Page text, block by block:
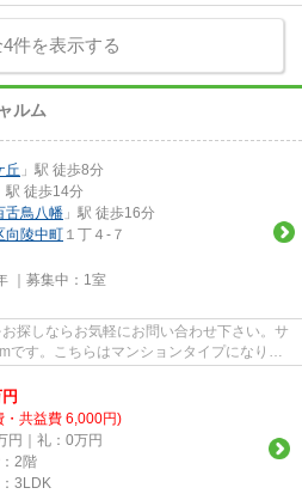
件を表示する
ルム
丘 」駅 徒歩8分
駅 徒歩14分
舌鳥八幡 」駅 徒歩16分
向陵中町 １丁４-７
｜募集中： 1室
探しならお気軽にお問い合わせ下さい。サ
です。こちらはマンションタイプになりま
円
・共益費 6,000円)
円｜礼：0万円
2階
3LDK